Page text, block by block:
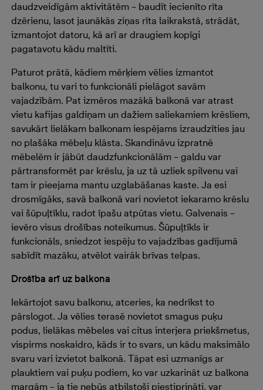
daudzveidīgām aktivitātēm – baudīt iecienīto rīta
dzērienu, lasot jaunākās ziņas rīta laikrakstā, strādāt,
izmantojot datoru, kā arī ar draugiem kopīgi
pagatavotu kādu maltīti.
Paturot prātā, kādiem mērķiem vēlies izmantot
balkonu, tu vari to funkcionāli pielāgot savām
vajadzībām. Pat izmēros mazākā balkonā var atrast
vietu kafijas galdiņam un dažiem saliekamiem krēsliem,
savukārt lielākam balkonam iespējams izraudzīties jau
no plašāka mēbeļu klāsta. Skandināvu izpratnē
mēbelēm ir jābūt daudzfunkcionālām – galdu var
pārtransformēt par krēslu, ja uz tā uzliek spilvenu vai
tam ir pieejama mantu uzglabāšanas kaste. Ja esi
drosmīgāks, savā balkonā vari novietot iekaramo krēslu
vai šūpuļtīklu, radot īpašu atpūtas vietu. Galvenais –
ievēro visus drošības noteikumus. Šūpuļtīkls ir
funkcionāls, sniedzot iespēju to vajadzības gadījumā
sabīdīt mazāku, atvēlot vairāk brīvas telpas.
Drošība arī uz balkona
Iekārtojot savu balkonu, atceries, ka nedrīkst to
pārslogot. Ja vēlies terasē novietot smagus puķu
podus, lielākas mēbeles vai citus interjera priekšmetus,
vispirms noskaidro, kāds ir to svars, un kādu maksimālo
svaru vari izvietot balkonā. Tāpat esi uzmanīgs ar
plauktiem vai puķu podiem, ko var uzkarināt uz balkona
margām – ja tie nebūs atbilstoši piestiprināti, var